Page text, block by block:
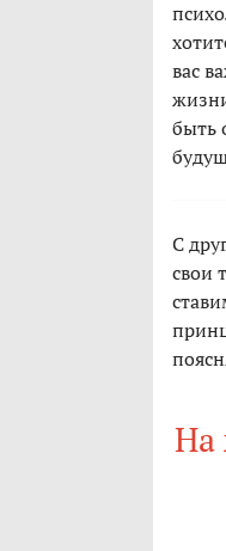
вас
быть
С
свои
На